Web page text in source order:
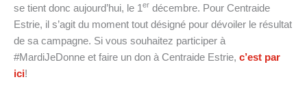
se tient donc aujourd’hui, le 1 er décembre. Pour Centraide
Estrie, il s’agit du moment tout désigné pour dévoiler le résultat
de sa campagne. Si vous souhaitez participer à
#MardiJeDonne et faire un don à Centraide Estrie, c’est par
ici!